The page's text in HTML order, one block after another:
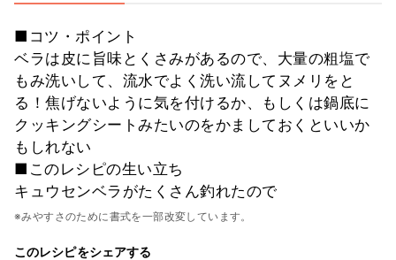
■コツ・ポイント
ベラは皮に旨味とくさみがあるので、大量の粗塩で
もみ洗いして、流水でよく洗い流してヌメリをと
る！焦げないように気を付けるか、もしくは鍋底に
クッキングシートみたいのをかましておくといいか
もしれない
■このレシピの生い立ち
キュウセンベラがたくさん釣れたので
※みやすさのために書式を一部改変しています。
このレシピをシェアする